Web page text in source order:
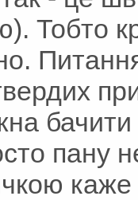
Тобто
бачити
пану